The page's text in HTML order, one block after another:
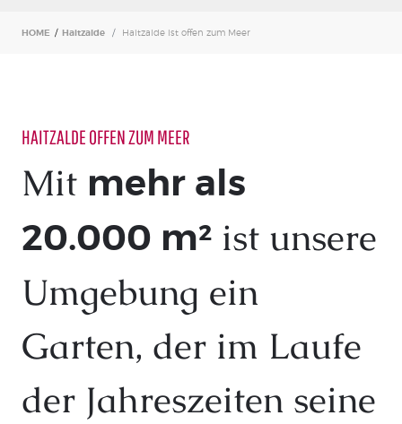
HOME / Haitzalde Haitzalde ist offen zum Meer
HAITZALDE OFFEN ZUM MEER
Mit mehr als
20.000 m² ist unsere
Umgebung ein
Garten, der im Laufe
der Jahreszeiten seine